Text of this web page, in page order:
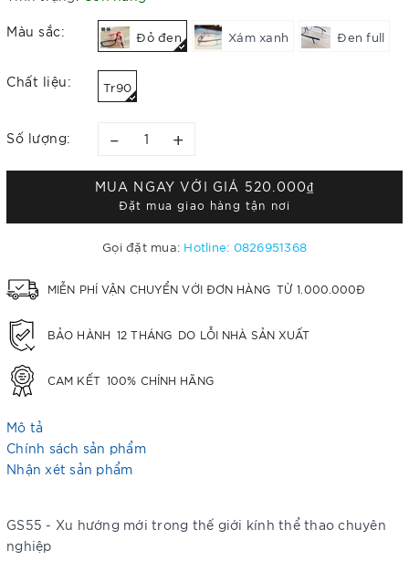
Màu sắc: Đỏ đen Xám xanh Đen full
Chất liệu: Tr90
Số lượng: – +
MUA NGAY VỚI GIÁ 520.000₫
Đặt mua giao hàng tận nơi
Gọi đặt mua: Hotline: 0826951368
MIỄN PHÍ VẬN CHUYỂN VỚI ĐƠN HÀNG TỪ 1.000.000Đ
BẢO HÀNH 12 THÁNG DO LỖI NHÀ SẢN XUẤT
CAM KẾT 100% CHÍNH HÃNG
Mô tả
Chính sách sản phẩm
Nhận xét sản phẩm
GS55 - Xu hướng mới trong thế giới kính thể thao chuyên
nghiệp